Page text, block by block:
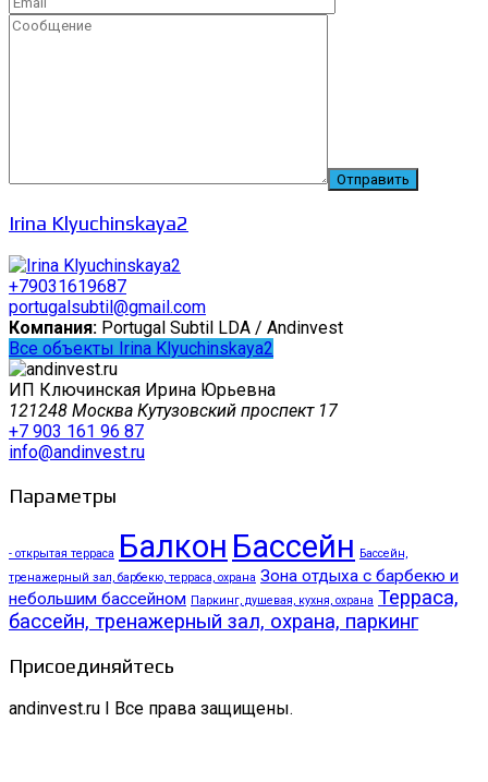
Irina Klyuchinskaya2
+79031619687
portugalsubtil@gmail.com
Компания: Portugal Subtil LDA / Andinvest
Все объекты Irina Klyuchinskaya2
ИП Ключинская Ирина Юрьевна
121248 Москва Кутузовский проспект 17
+7 903 161 96 87
info@andinvest.ru
Параметры
- открытая терраса Балкон Бассейн Бассейн,
тренажерный зал, барбекю, терраса, охрана Зона отдыха с барбекю и
небольшим бассейном Паркинг, душевая, кухня, охрана Терраса,
бассейн, тренажерный зал, охрана, паркинг
Присоединяйтесь
andinvest.ru I Все права защищены.